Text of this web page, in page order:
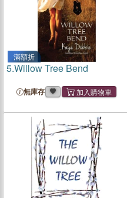
滿額折
5.Willow Tree Bend
無庫存